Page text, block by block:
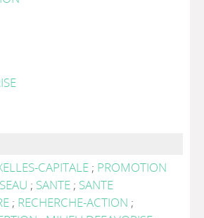
CAPITALE ; PROMOTION
; SANTE ; SANTE
; RECHERCHE-ACTION ;